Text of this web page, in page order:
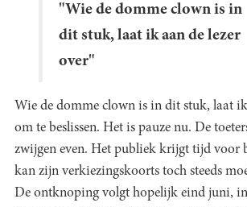
"Wie de domme clown is in
dit stuk, laat ik aan de lezer
over"
Wie de domme clown is in dit stuk, laat
om te beslissen. Het is pauze nu. De
zwijgen even. Het publiek krijgt tijd voor
kan zijn verkiezingskoorts toch steeds
De ontknoping volgt hopelijk eind juni, in